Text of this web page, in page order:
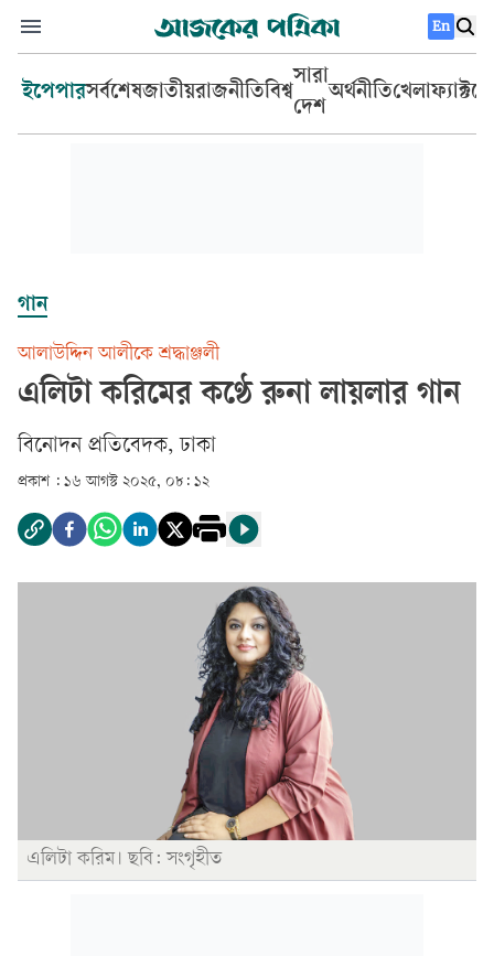
En
ইপেপারসর্বশেষজাতীয়রাজনীতিবিশ্ব
সারা
দেশ
অর্থনীতিখেলা
গান
আলাউদ্দিন আলীকে শ্রদ্ধাঞ্জলী
এলিটা করিমের কণ্ঠে রুনা লায়লার গান
বিনোদন প্রতিবেদক, ঢাকা
প্রকাশ : ১৬ আগস্ট ২০২৫, ০৮: ১২
এলিটা করিম। ছবি: সংগৃহীত